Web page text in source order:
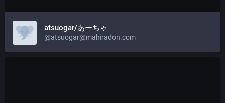
atsuogar/あーちゃ
@atsuogar@mahiradon.com